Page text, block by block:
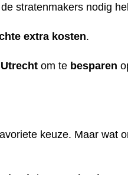
stratenmakers nodig
extra kosten.
Utrecht om te besparen
keuze. Maar wat